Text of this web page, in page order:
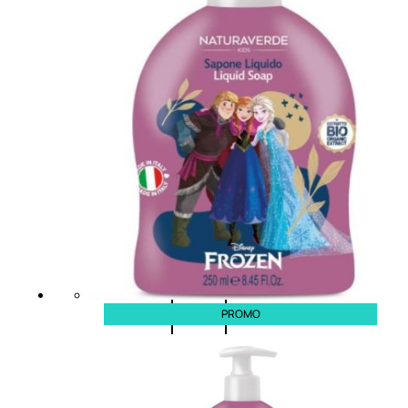
0su
5
(0)
58,00€
43,50€
ESAURITO
Esaurito PROMO
Fragranze
Nature
PROMO